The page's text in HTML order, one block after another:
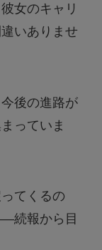
女のキャリ
いありませ
後の進路が
っていま
てくるの
続報から目